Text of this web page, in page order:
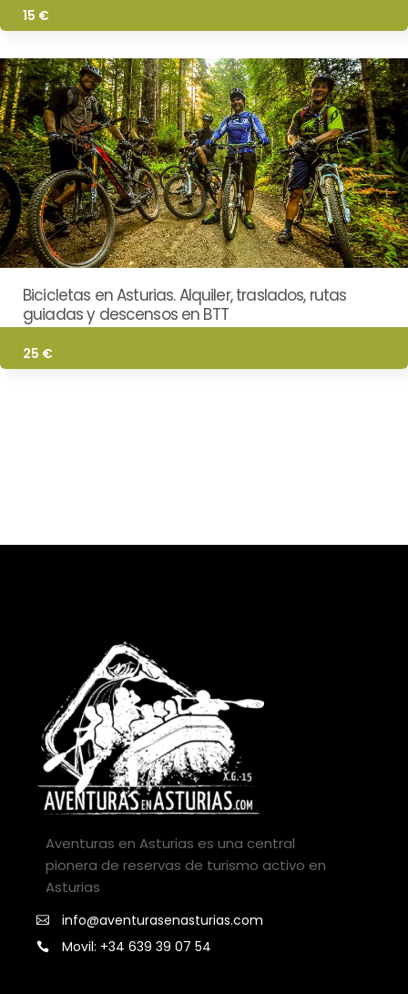
15 €
Bicicletas en Asturias. Alquiler, traslados, rutas
guiadas y descensos en BTT
25 €
Aventuras en Asturias es una central
pionera de reservas de turismo activo en
Asturias
info@aventurasenasturias.com
Movil: +34 639 39 07 54